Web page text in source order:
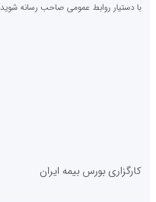
با دستیار روابط عمومی صاحب رسانه شوید
کارگزاری بورس بیمه ایران